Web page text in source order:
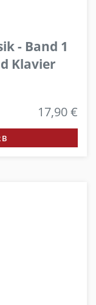
- Band 1
Klavier
17,90 €